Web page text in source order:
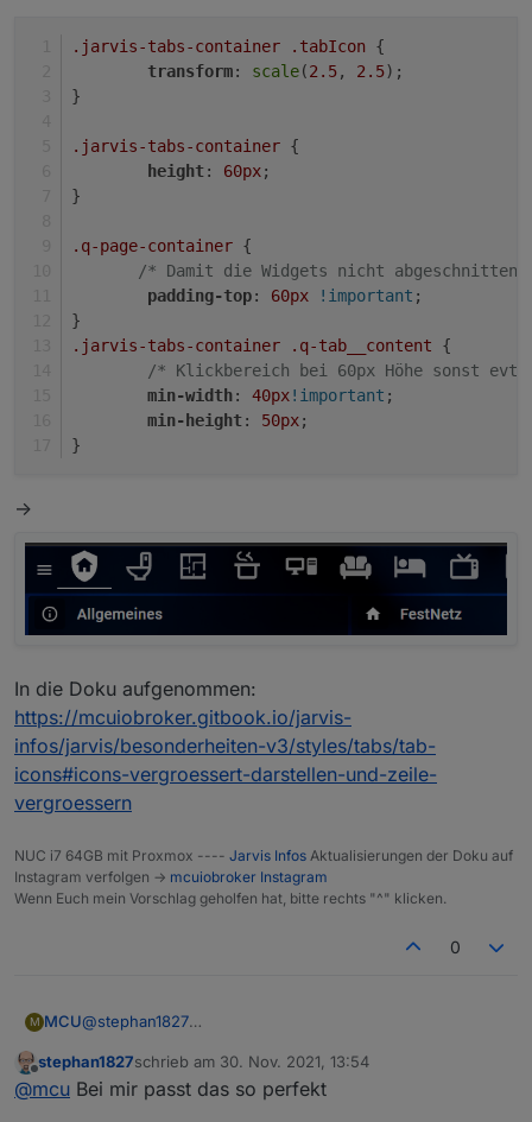
.jarvis-tabs-container .tabIcon {
transform: scale(2.5, 2.5);
}
.jarvis-tabs-container {
height: 60px;
}
.q-page-container {
/* Damit die Widgets nicht abgeschnitten
padding-top: 60px !important ;
}
.jarvis-tabs-container
.q-tab__content {
/* Klickbereich bei 60px Höhe sonst
min-width: 40px!important ;
min-height: 50px;
}
->
In die Doku aufgenommen:
https://mcuiobroker.gitbook.io/jarvis-
infos/jarvis/besonderheiten-v3/styles/tabs/tab-
icons#icons-vergroessert-darstellen-und-zeile-
vergroessern
NUC i7 64GB mit Proxmox ---- Jarvis Infos Aktualisierungen der Doku auf
Instagram verfolgen -> mcuiobroker Instagram
Wenn Euch mein Vorschlag geholfen hat, bitte rechts "^" klicken.
0
M MCU@stephan1827
.q-tab .jarvis-icon span svg {
	transform: scale(2.5, 2.5);
Offline
stephan1827schrieb am 30. Nov. 2021, 13:54
zuletzt editiert von
@mcu Bei mir passt das so perfekt